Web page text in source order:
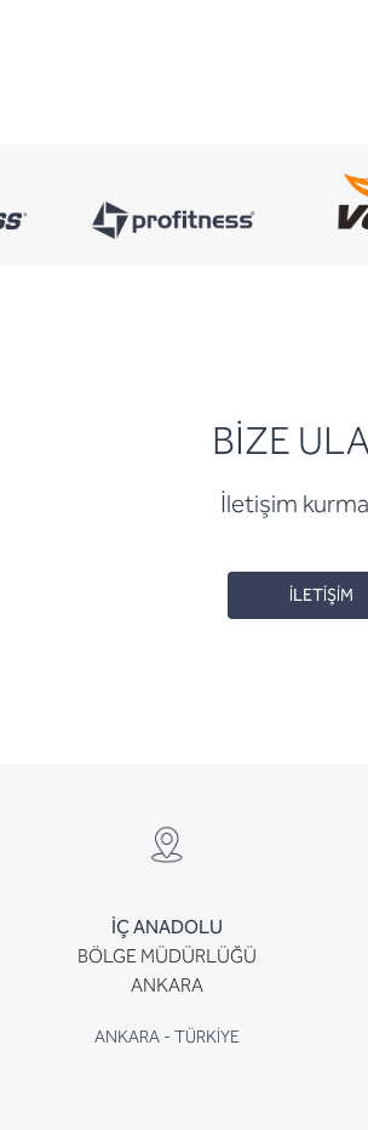
BİZE
İletişim
İLETİŞİM
İÇ ANADOLU
BÖLGE MÜDÜRLÜĞÜ
ANKARA
ANKARA - TÜRKİYE